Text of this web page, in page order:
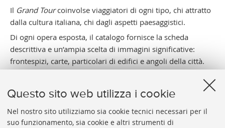
Questo sito web utilizza i cookie
Nel nostro sito utilizziamo sia cookie tecnici necessari per il
suo funzionamento, sia cookie e altri strumenti di
Il Grand Tourcoinvolse viaggiatori di ogni tipo, chi attratto
dalla cultura italiana, chi dagli aspetti paesaggistici.
Di ogni opera esposta, il catalogo fornisce la scheda
descrittiva e un’ampia scelta di immagini significative:
frontespizi, carte, particolari di edifici e angoli della città.